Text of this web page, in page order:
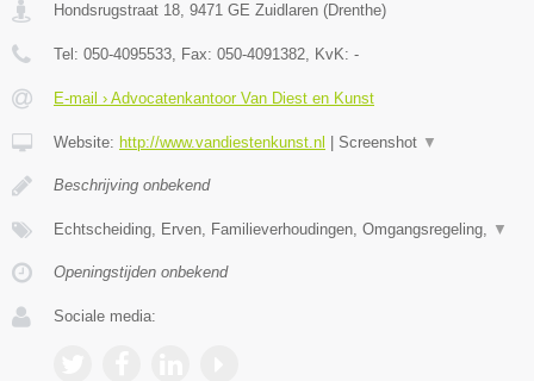
Hondsrugstraat 18, 9471 GE Zuidlaren (Drenthe)
Tel: 050-4095533, Fax: 050-4091382, KvK: -
E-mail › Advocatenkantoor Van Diest en Kunst
Website: http://www.vandiestenkunst.nl Screenshot ▼
Beschrijving onbekend
Echtscheiding, Erven, Familieverhoudingen, Omgangsregeling, ▼
Openingstijden onbekend
Sociale media: